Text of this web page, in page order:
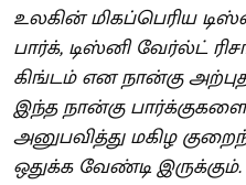
உலகின் மிகப்பெரிய
பார்க், டிஸ்னி வேர்ல்ட்
கிங்டம் என நான்கு
இந்த நான்கு
அனுபவித்து மகிழ
ஒதுக்க வேண்டி இருக்கும்.